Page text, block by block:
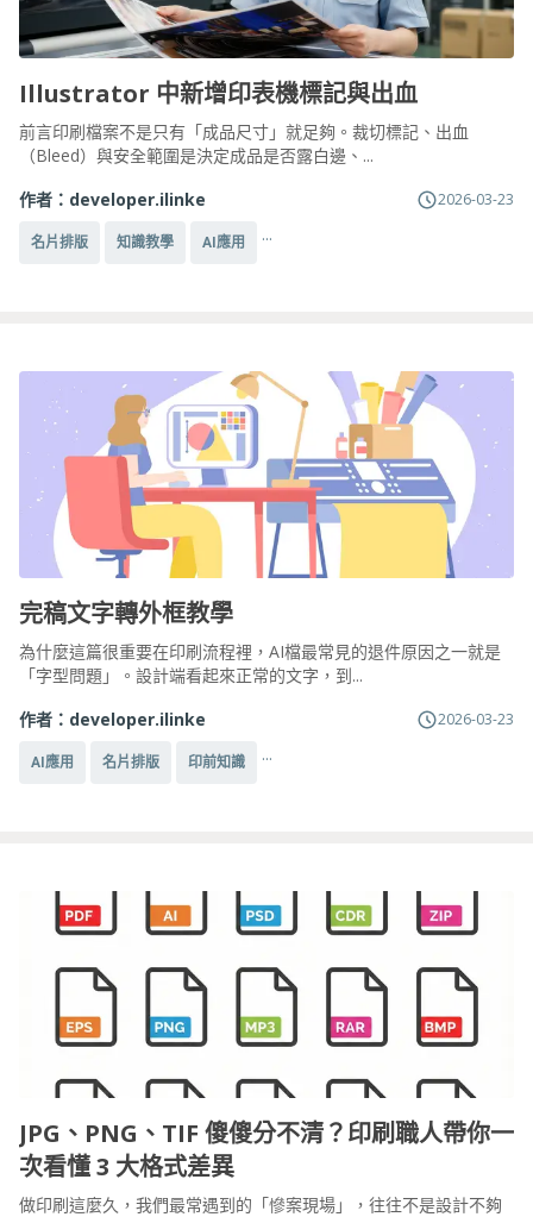
Illustrator 中新增印表機標記與出血
前言印刷檔案不是只有「成品尺寸」就足夠。裁切標記、出血
（Bleed）與安全範圍是決定成品是否露白邊、...
作者： developer.ilinke 2026-03-23
名片排版 知識教學 AI應用 ...
完稿文字轉外框教學
為什麼這篇很重要在印刷流程裡，AI檔最常見的退件原因之一就是
「字型問題」。設計端看起來正常的文字，到...
作者： developer.ilinke 2026-03-23
AI應用 名片排版 印前知識 ...
JPG、PNG、TIF 傻傻分不清？印刷職人帶你一
次看懂 3 大格式差異
做印刷這麼久，我們最常遇到的「慘案現場」，往往不是設計不夠